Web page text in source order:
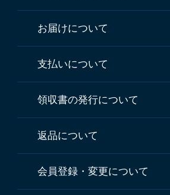
お届けについて
支払いについて
領収書の発行について
返品について
会員登録・変更について